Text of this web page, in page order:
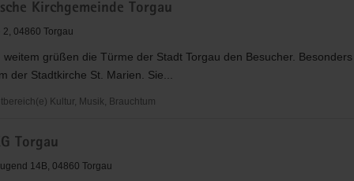
Kirchgemeinde Torgau
04860 Torgau
weitem grüßen die Türme der Stadt Torgau den Besucher.
der Stadtkirche St. Marien. Sie...
Kultur, Musik, Brauchtum
Torgau
14B, 04860 Torgau